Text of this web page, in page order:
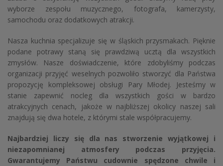
wyborze zespołu muzycznego, fotografa, kamerzysty,
samochodu oraz dodatkowych atrakcji.
Nasza kuchnia specjalizuje się w śląskich przysmakach. Pięknie
podane potrawy staną się prawdziwą ucztą dla wszystkich
zmysłów. Nasze doświadczenie, które zdobyliśmy podczas
organizacji przyjęć weselnych pozwoliło stworzyć dla Państwa
propozycję kompleksowej obsługi Pary Młodej. Jesteśmy w
stanie zapewnić nocleg dla wszystkich gości w bardzo
atrakcyjnych cenach, jakoże w najbliższej okolicy naszej sali
znajdują się dwa hotele, z którymi stale współpracujemy.
Najbardziej liczy się dla nas stworzenie wyjątkowej i
niezapomnianej atmosfery podczas przyjęcia.
Gwarantujemy Państwu cudownie spędzone chwile i